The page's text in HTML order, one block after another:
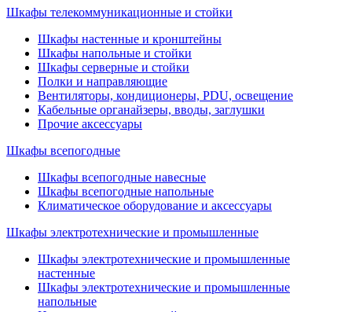
Шкафы телекоммуникационные и стойки
Шкафы настенные и кронштейны
Шкафы напольные и стойки
Шкафы серверные и стойки
Полки и направляющие
Вентиляторы, кондиционеры, PDU, освещение
Кабельные органайзеры, вводы, заглушки
Прочие аксеcсуары
Шкафы всепогодные
Шкафы всепогодные навесные
Шкафы всепогодные напольные
Климатическое оборудование и аксессуары
Шкафы электротехнические и промышленные
Шкафы электротехнические и промышленные
настенные
Шкафы электротехнические и промышленные
напольные